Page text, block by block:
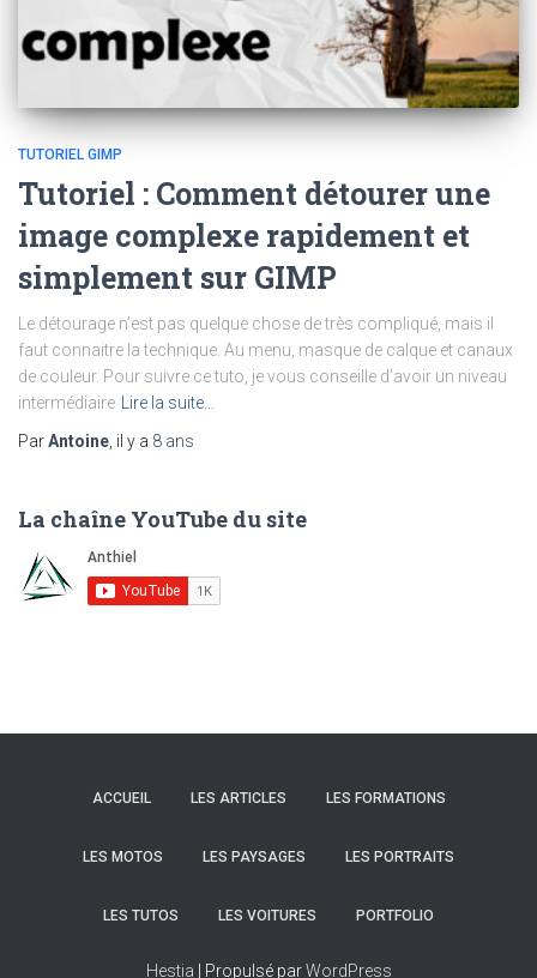
TUTORIEL GIMP
Tutoriel : Comment détourer une
image complexe rapidement et
simplement sur GIMP
Le détourage n’est pas quelque chose de très compliqué, mais il
faut connaitre la technique. Au menu, masque de calque et canaux
de couleur. Pour suivre ce tuto, je vous conseille d’avoir un niveau
intermédiaire
Lire la suite…
ParAntoine , il y a 8 ans
La chaîne YouTube du site
ACCUEIL LES ARTICLES LES FORMATIONS
LES MOTOS LES PAYSAGES LES PORTRAITS
LES TUTOS LES VOITURES PORTFOLIO
Hestia | Propulsé parWordPress